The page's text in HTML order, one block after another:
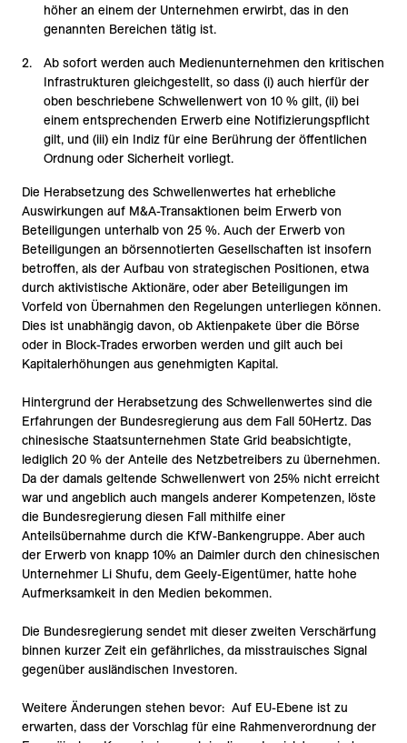
höher an einem der Unternehmen erwirbt, das in den
genannten Bereichen tätig ist.
Ab sofort werden auch Medienunternehmen den kritischen
Infrastrukturen gleichgestellt, so dass (i) auch hierfür der
oben beschriebene Schwellenwert von 10 % gilt, (ii) bei
einem entsprechenden Erwerb eine Notifizierungspflicht
gilt, und (iii) ein Indiz für eine Berührung der öffentlichen
Ordnung oder Sicherheit vorliegt.
Die Herabsetzung des Schwellenwertes hat erhebliche
Auswirkungen auf M&A-Transaktionen beim Erwerb von
Beteiligungen unterhalb von 25 %. Auch der Erwerb von
Beteiligungen an börsennotierten Gesellschaften ist insofern
betroffen, als der Aufbau von strategischen Positionen, etwa
durch aktivistische Aktionäre, oder aber Beteiligungen im
Vorfeld von Übernahmen den Regelungen unterliegen können.
Dies ist unabhängig davon, ob Aktienpakete über die Börse
oder in Block-Trades erworben werden und gilt auch bei
Kapitalerhöhungen aus genehmigten Kapital.
Hintergrund der Herabsetzung des Schwellenwertes sind die
Erfahrungen der Bundesregierung aus dem Fall 50Hertz. Das
chinesische Staatsunternehmen State Grid beabsichtigte,
lediglich 20 % der Anteile des Netzbetreibers zu übernehmen.
Da der damals geltende Schwellenwert von 25% nicht erreicht
war und angeblich auch mangels anderer Kompetenzen, löste
die Bundesregierung diesen Fall mithilfe einer
Anteilsübernahme durch die KfW-Bankengruppe. Aber auch
der Erwerb von knapp 10% an Daimler durch den chinesischen
Unternehmer Li Shufu, dem Geely-Eigentümer, hatte hohe
Aufmerksamkeit in den Medien bekommen.
Die Bundesregierung sendet mit dieser zweiten Verschärfung
binnen kurzer Zeit ein gefährliches, da misstrauisches Signal
gegenüber ausländischen Investoren.
Weitere Änderungen stehen bevor: Auf EU-Ebene ist zu
erwarten, dass der Vorschlag für eine Rahmenverordnung der